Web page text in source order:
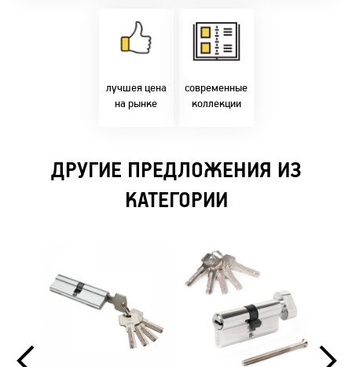
лучшея цена
на рынке
напрямую с
фабрики!
Предлагаем только
современные
коллекции
Идем в ногу с
самыми
современным
стилями и
решениями!
ДРУГИЕ ПРЕДЛОЖЕНИЯ ИЗ
КАТЕГОРИИ